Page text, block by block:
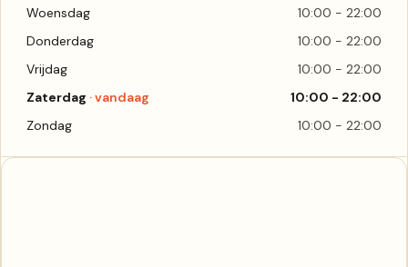
Woensdag
10:00 - 22:00
Donderdag
10:00 - 22:00
Vrijdag
10:00 - 22:00
Zaterdag
10:00 - 22:00
Zondag
10:00 - 22:00